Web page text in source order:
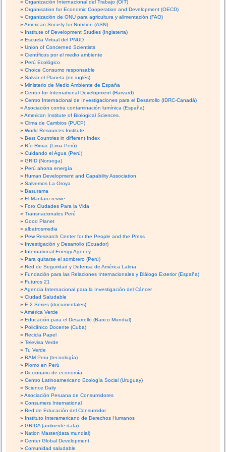
Organización Internacional del Trabajo (OIT)
Organisation for Economic Cooperation and Development (OECD)
Organización de ONU para agricultura y alimentación (FAO)
American Society for Nutrition (ASN)
Institute of Development Studies (Inglaterra)
Escuela Virtual del PNUD
Union of Concerned Scientists
Científicos por el medio ambiente
Perú Ecológico
Choice Consumo responsable
Salvar el Planeta (en inglés)
Ministerio de Medio Ambiente de España
Center for International Development (Harvard)
Centro Internacional de Investigaciones para el Desarrollo (IDRC-Canadá)
Asociación contra contaminación lumínica (España)
American Institute of Biological Sciences.
Clima de Cambios (PUCP)
World Resources Institute
Best Countries in different Index
Río Rimac (Lima-Perú)
Cuidando el Agua (Perú)
GRID (Noruega)
Perú ahorra energía
Human Development and Capability Association
Salvemos La Oroya
Basurama
El Mantaro revive
Foro Ciudades Para la Vida
Transnacionales Perú
Good Planet
albatrosmedia
Pew Research Center for the People and the Press
Investigación y Desarrollo (Ecuador)
International Energy Agency
Para quitarse el sombrero (Perú)
Red de Seguridad y Defensa de América Latina
Fundación para las Relaciones Internacionales y Diálogo Exterior (España)
Futuros 21
Agencia Internacional para la Investigación del Cáncer
Ciudad Saludable
E-2 Series (documentales)
América Verde
Educación para el Desarrollo (Banco Mundial)
Policlínico Docente (Cuba)
Recicla Papel
Televisa Verde
Tu Verde
RAM Peru (tecnología)
Plomo en Perú
Diccionario de economía
Centro Latinoamericano Ecología Social (Uruguay)
Science Daily
Asociación Peruana de Consumidores
Consumers International
Red de Educación del Consumidor
Instituto Interamericano de Derechos Humanos
GRIDA (ambiente data)
Nation Master(data mundial)
Center Global Development
Comunidad saludable